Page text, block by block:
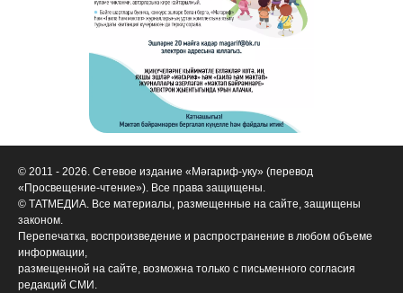
© 2011 - 2026. Сетевое издание «Мәгариф-уку» (перевод
«Просвещение-чтение»). Все права защищены.
© ТАТМЕДИА. Все материалы, размещенные на сайте, защищены
законом.
Перепечатка, воспроизведение и распространение в любом объеме
информации,
размещенной на сайте, возможна только с письменного согласия
редакций СМИ.